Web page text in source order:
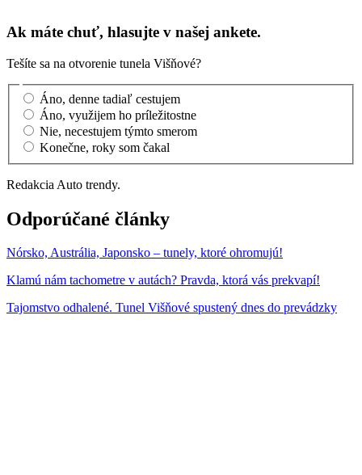
Ak máte chuť, hlasujte v našej ankete.
Tešíte sa na otvorenie tunela Višňové?
Áno, denne tadiaľ cestujem
Áno, využijem ho príležitostne
Nie, necestujem týmto smerom
Konečne, roky som čakal
Redakcia Auto trendy.
Odporúčané články
Nórsko, Austrália, Japonsko – tunely, ktoré ohromujú!
Klamú nám tachometre v autách? Pravda, ktorá vás prekvapí!
Tajomstvo odhalené. Tunel Višňové spustený dnes do prevádzky